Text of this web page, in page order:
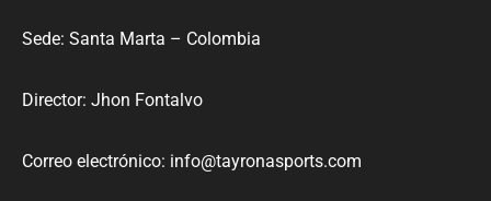
Sede: Santa Marta – Colombia
Director: Jhon Fontalvo
Correo electrónico: info@tayronasports.com